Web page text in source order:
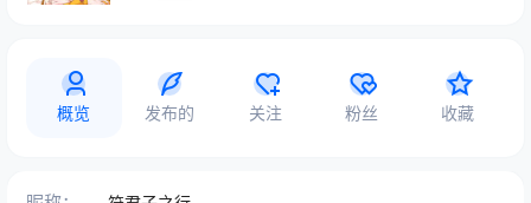
概览 发布的 关注 粉丝 收藏